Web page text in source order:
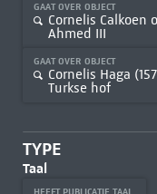
GAAT OVER OBJECT
Cornelis
Ahmed III
GAAT OVER OBJECT
Cornelis Haga
Turkse hof
TYPE
Taal